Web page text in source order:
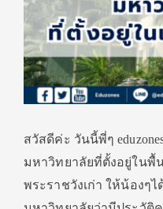
สวัสดีค่ะ วันนี้พี่ๆ
มหาวิทยาลัยที่ตั้งอยู่ในพื้
พระราชวังเก่า ให้น้องๆ